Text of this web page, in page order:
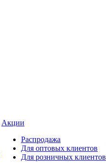
Акции
Распродажа
Для оптовых клиентов
Для розничных клиентов